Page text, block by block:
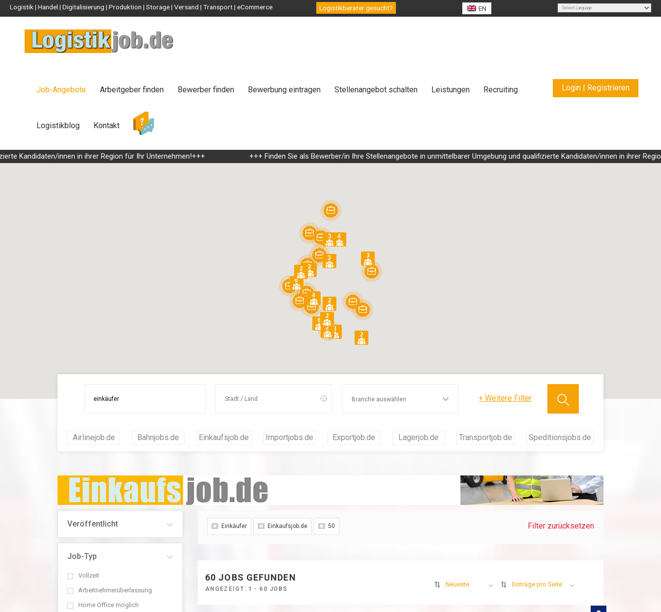
Logistik | Handel | Digitalisierung | Produktion | Storage | Versand | Transport | eCommerce Logistikberater gesucht? EN
Powered by Translate
Job-Angebote Arbeitgeber finden Bewerber finden Bewerbung eintragen Stellenangebot schalten Leistungen Recruiting
Logistikblog Kontakt
Login | Registrieren
innen in ihrer Region für Ihr Unternehmen!+++ +++ Finden Sie als Bewerber/in Ihre Stellenangebote in unmittelbarer Umgebung und qualifizierte Kandidaten/innen in ihrer Region für
3
4
6
3
2
3
2
4
6
3
2
2
2
2
+ Weitere Filter
Airlinejob.de Bahnjobs.de Einkaufsjob.de Importjobs.de Exportjob.de Lagerjob.de Transportjob.de Speditionsjobs.de
Veröffentlicht
Job-Typ
Vollzeit
Arbeitnehmerüberlassung
Home Office möglich
Einkäufer Einkaufsjob.de 50 Filter zurücksetzen
60 JOBS GEFUNDEN
ANGEZEIGT: 1 - 60 JOBS
Neueste Einträge pro Seite